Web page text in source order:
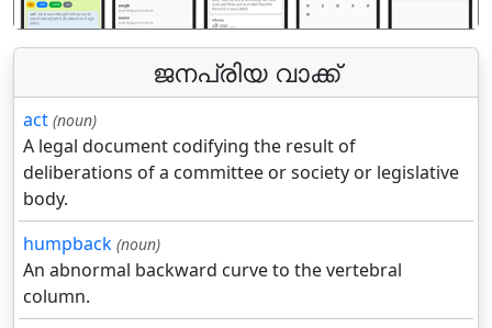
ജനപ്രിയ വാക്ക്
act (noun)
A legal document codifying the result of
deliberations of a committee or society or legislative
body.
humpback (noun)
An abnormal backward curve to the vertebral
column.